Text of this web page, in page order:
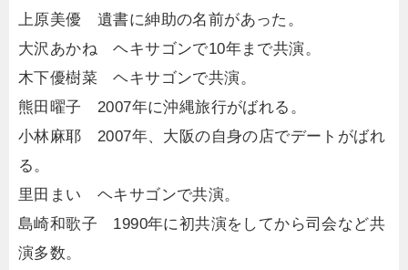
上原美優 遺書に紳助の名前があった。
大沢あかね ヘキサゴンで10年まで共演。
木下優樹菜 ヘキサゴンで共演。
熊田曜子 2007年に沖縄旅行がばれる。
小林麻耶 2007年、大阪の自身の店でデートがばれ
る。
里田まい ヘキサゴンで共演。
島崎和歌子 1990年に初共演をしてから司会など共
演多数。